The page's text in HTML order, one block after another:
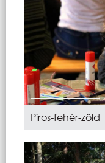
Piros-fehér-zöld